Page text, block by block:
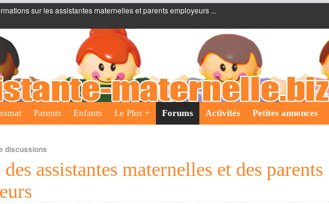
sur les assistantes maternelles et parents employeurs ...
Parents Enfants Le Plus + Forums Activités Petites annonces
discussions
assistantes maternelles et des parents